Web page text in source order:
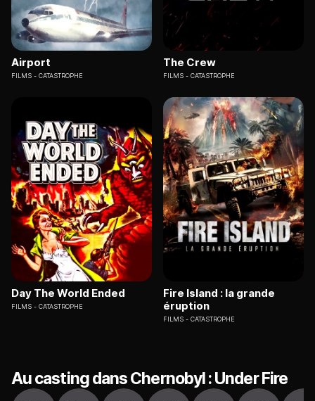
Airport
FILMS CATASTROPHE
The Crew
FILMS CATASTROPHE
Day The World Ended
FILMS CATASTROPHE
Fire Island : la grande
éruption
FILMS CATASTROPHE
Au casting dans Chernobyl : Under Fire